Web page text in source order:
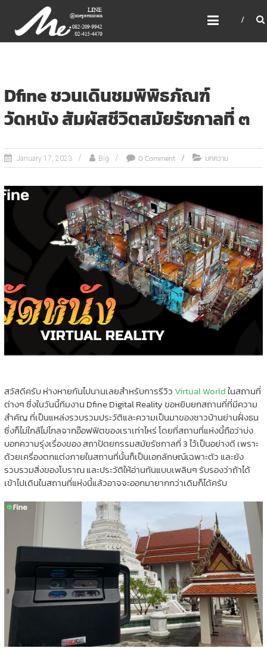
content
ME PREMIUM GIFT MODEL,
LASER, CRYSTAL, TROPHY,
3D PRINT, 3D SCAN
Dfine ชวนเดินชมพิพิธภัณฑ์
วัดหนัง สัมผัสชีวิตสมัยรัชกาลที่ ๓
January 17, 2023 Big 0 Comment บทความ
สวัสดีครับ ห่างหายกันไปนานเลยสำหรับการรีวิว Virtual Worldในสถานที่
ต่างๆ ซึ่งในวันนี้ทีมงาน Dfine Digital Reality ขอหยิบยกสถานที่ที่มีความ
สำคัญ ที่เป็นแหล่งรวบรวมประวัติและความเป็นมาของชาวบ้านย่านฝั่งธน
ซึ่งก็ไม่ใกล้ไม่ไกลจากอ๊อฟฟิตของเราเท่าไหร่ โดยที่สถานที่แห่งนี้ถือว่าบ่ง
บอกความรุ่งเรื่องของ สถาปัตยกรรมสมัยรัชกาลที่ 3 ไว้เป็นอย่างดี เพราะ
ด้วยเครื่องตกแต่งภายในสถานที่นั้นก็เป็นเอกลักษณ์เฉพาะตัว และยัง
รวบรวมสิ่งของโบราณ และประวัติให้อ่านกันแบบเพลินๆ รับรองว่าถ้าได้
เข้าไปเดินในสถานที่แห่งนี้แล้วอาจจะออกมายากกว่าเดิมก็ได้ครับ